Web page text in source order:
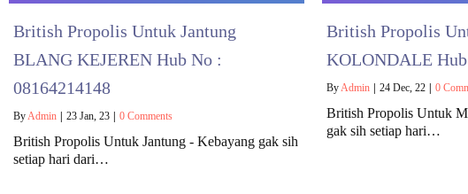
British Propolis Untuk Jantung
BLANG KEJEREN Hub No :
08164214148
By Admin | 23 Jan, 23 | 0 Comments
British Propolis Untuk Jantung - Kebayang gak sih
setiap hari dari…
British Propolis
KOLONDALE
By Admin | 24 Dec, 22 | 0
British Propolis Untuk
gak sih setiap hari…